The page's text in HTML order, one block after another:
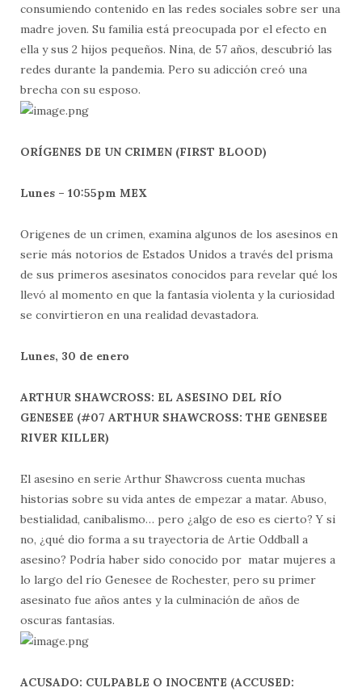
consumiendo contenido en las redes sociales sobre ser una
madre joven. Su familia está preocupada por el efecto en
ella y sus 2 hijos pequeños. Nina, de 57 años, descubrió las
redes durante la pandemia. Pero su adicción creó una
brecha con su esposo.
ORÍGENES DE UN CRIMEN (FIRST BLOOD)
Lunes – 10:55pm MEX
Origenes de un crimen, examina algunos de los asesinos en
serie más notorios de Estados Unidos a través del prisma
de sus primeros asesinatos conocidos para revelar qué los
llevó al momento en que la fantasía violenta y la curiosidad
se convirtieron en una realidad devastadora.
Lunes, 30 de enero
ARTHUR SHAWCROSS: EL ASESINO DEL RÍO
GENESEE (#07 ARTHUR SHAWCROSS: THE GENESEE
RIVER KILLER)
El asesino en serie Arthur Shawcross cuenta muchas
historias sobre su vida antes de empezar a matar. Abuso,
bestialidad, canibalismo… pero ¿algo de eso es cierto? Y si
no, ¿qué dio forma a su trayectoria de Artie Oddball a
asesino? Podría haber sido conocido por matar mujeres a
lo largo del río Genesee de Rochester, pero su primer
asesinato fue años antes y la culminación de años de
oscuras fantasías.
ACUSADO: CULPABLE O INOCENTE (ACCUSED: